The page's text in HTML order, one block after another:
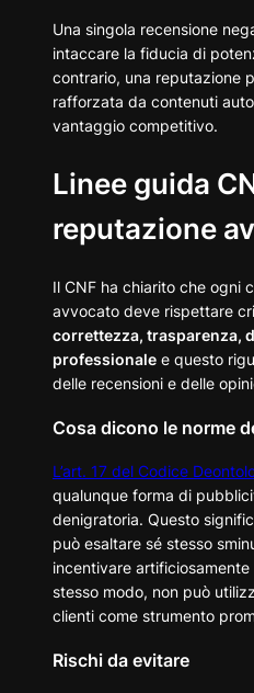
Una singola recensione
intaccare la fiducia di
contrario, una reputazione
rafforzata da contenuti
vantaggio competitivo.
Linee guida
reputazione
Il CNF ha chiarito che ogni
avvocato deve rispettare
correttezza, trasparenza,
professionale e questo
delle recensioni e delle
Cosa dicono le norme
L’art. 17 del Codice
qualunque forma di
denigratoria. Questo
può esaltare sé stesso
incentivare
stesso modo, non può
clienti come strumento
Rischi da evitare